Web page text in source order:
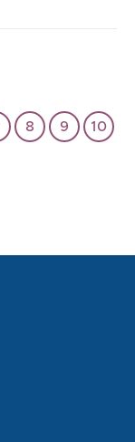
8 9 10